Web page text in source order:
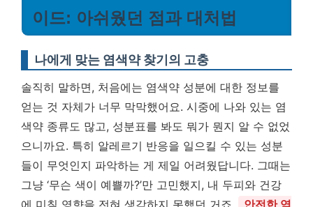
이드: 아쉬웠던 점과 대처법
나에게 맞는 염색약 찾기의 고충
솔직히 말하면, 처음에는 염색약 성분에 대한 정보를
얻는 것 자체가 너무 막막했어요. 시중에 나와 있는 염
색약 종류도 많고, 성분표를 봐도 뭐가 뭔지 알 수 없었
으니까요. 특히 알레르기 반응을 일으킬 수 있는 성분
들이 무엇인지 파악하는 게 제일 어려웠답니다. 그때는
그냥 ‘무슨 색이 예쁠까?’만 고민했지, 내 두피와 건강
에 미칠 영향을 전혀 생각하지 못했던 거죠.
안전한 염